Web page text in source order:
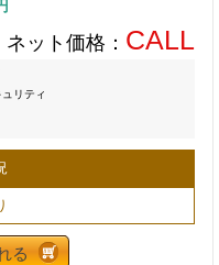
ネット価格： CALL
リティ
る